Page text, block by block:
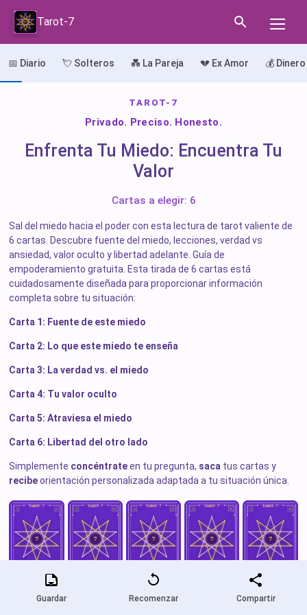
Tarot-7
📅 Diario 💘 Solteros 💑 La Pareja 💔 Ex Amor 💰
Guardar Recomenzar Compartir
TAROT-7
Privado. Preciso. Honesto.
Enfrenta Tu Miedo: Encuentra Tu
Valor
Cartas a elegir: 6
Sal del miedo hacia el poder con esta lectura de tarot valiente de
6 cartas. Descubre fuente del miedo, lecciones, verdad vs
ansiedad, valor oculto y libertad adelante. Guía de
empoderamiento gratuita. Esta tirada de 6 cartas está
cuidadosamente diseñada para proporcionar información
completa sobre tu situación:
Carta 1: Fuente de este miedo
Carta 2: Lo que este miedo te enseña
Carta 3: La verdad vs. el miedo
Carta 4: Tu valor oculto
Carta 5: Atraviesa el miedo
Carta 6: Libertad del otro lado
Simplemente concéntrateen tu pregunta, saca tus cartas y
recibeorientación personalizada adaptada a tu situación única.